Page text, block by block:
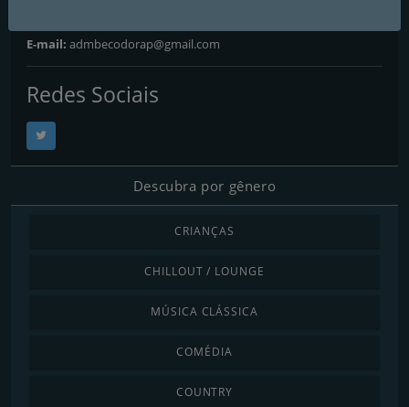
E-mail: admbecodorap@gmail.com
Redes Sociais
Descubra por gênero
CRIANÇAS
CHILLOUT / LOUNGE
MÚSICA CLÁSSICA
COMÉDIA
COUNTRY